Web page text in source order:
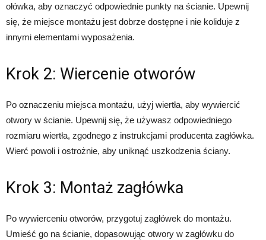
ołówka, aby oznaczyć odpowiednie punkty na ścianie. Upewnij
się, że miejsce montażu jest dobrze dostępne i nie koliduje z
innymi elementami wyposażenia.
Krok 2: Wiercenie otworów
Po oznaczeniu miejsca montażu, użyj wiertła, aby wywiercić
otwory w ścianie. Upewnij się, że używasz odpowiedniego
rozmiaru wiertła, zgodnego z instrukcjami producenta zagłówka.
Wierć powoli i ostrożnie, aby uniknąć uszkodzenia ściany.
Krok 3: Montaż zagłówka
Po wywierceniu otworów, przygotuj zagłówek do montażu.
Umieść go na ścianie, dopasowując otwory w zagłówku do